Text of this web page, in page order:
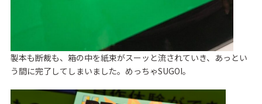
製本も断裁も、箱の中を紙束がスーッと流されていき、あっとい
う間に完了してしまいました。めっちゃSUGOI。